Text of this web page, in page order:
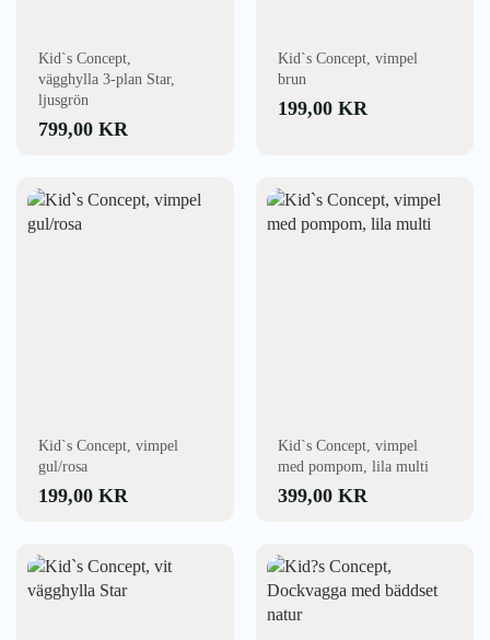
Kid`s Concept,
vägghylla 3-plan Star,
ljusgrön
799,00 KR
Kid`s Concept, vimpel
brun
199,00 KR
Kid`s Concept, vimpel
gul/rosa
199,00 KR
Kid`s Concept, vimpel
med pompom, lila multi
399,00 KR